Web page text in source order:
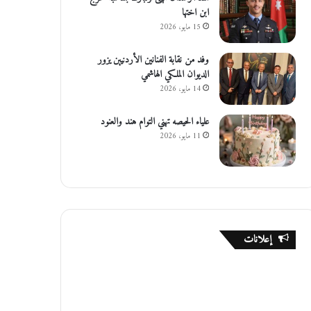
ابن اختها
15 مايو، 2026
وفد من نقابة الفنانين الأردنيين يزور
الديوان الملكي الهاشمي
14 مايو، 2026
علياء الحيصه تهني التوام هند والعنود
11 مايو، 2026
إعلانات